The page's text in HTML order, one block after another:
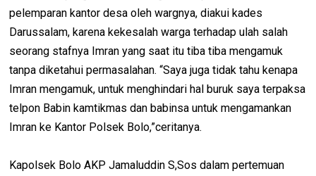
pelemparan kantor desa oleh wargnya, diakui kades
Darussalam, karena kekesalah warga terhadap ulah salah
seorang stafnya Imran yang saat itu tiba tiba mengamuk
tanpa diketahui permasalahan. “Saya juga tidak tahu kenapa
Imran mengamuk, untuk menghindari hal buruk saya terpaksa
telpon Babin kamtikmas dan babinsa untuk mengamankan
Imran ke Kantor Polsek Bolo,”ceritanya.
Kapolsek Bolo AKP Jamaluddin S,Sos dalam pertemuan